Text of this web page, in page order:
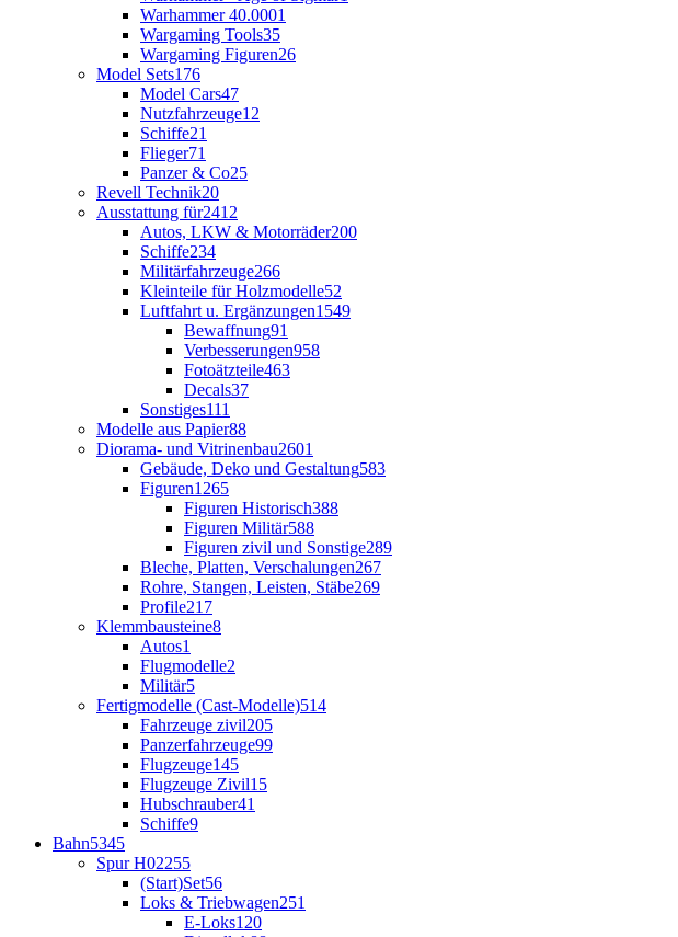
Warhammer 40.0001
Wargaming Tools35
Wargaming Figuren26
Model Sets176
Model Cars47
Nutzfahrzeuge12
Schiffe21
Flieger71
Panzer & Co25
Revell Technik20
Ausstattung für2412
Autos, LKW & Motorräder200
Schiffe234
Militärfahrzeuge266
Kleinteile für Holzmodelle52
Luftfahrt u. Ergänzungen1549
Bewaffnung91
Verbesserungen958
Fotoätzteile463
Decals37
Sonstiges111
Modelle aus Papier88
Diorama- und Vitrinenbau2601
Gebäude, Deko und Gestaltung583
Figuren1265
Figuren Historisch388
Figuren Militär588
Figuren zivil und Sonstige289
Bleche, Platten, Verschalungen267
Rohre, Stangen, Leisten, Stäbe269
Profile217
Klemmbausteine8
Autos1
Flugmodelle2
Militär5
Fertigmodelle (Cast-Modelle)514
Fahrzeuge zivil205
Panzerfahrzeuge99
Flugzeuge145
Flugzeuge Zivil15
Hubschrauber41
Schiffe9
Bahn5345
Spur H02255
(Start)Set56
Loks & Triebwagen251
E-Loks120